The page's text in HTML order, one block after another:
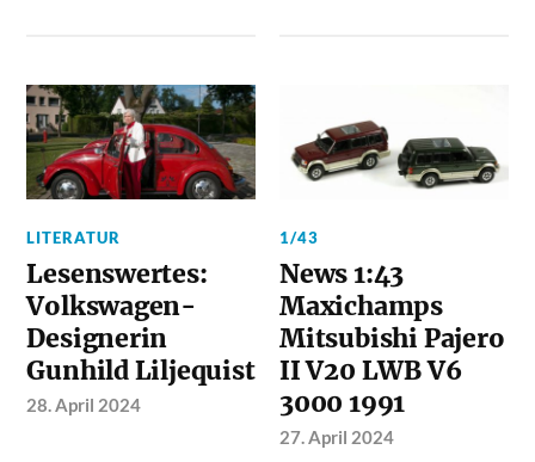
LITERATUR
Lesenswertes:
Volkswagen-
Designerin
Gunhild Liljequist
28. April 2024
1/43
News 1:43
Maxichamps
Mitsubishi Pajero
II V20 LWB V6
3000 1991
27. April 2024